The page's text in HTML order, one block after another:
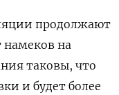
продолжают
намеков на
таковы, что
и будет более